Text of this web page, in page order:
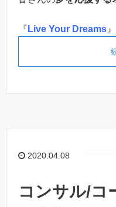
『 Live Your Dreams
2020.04.08
コンサル/コ